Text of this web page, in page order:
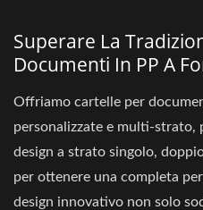
Superare La
Documenti In PP A
Offriamo cartelle per
personalizzate e multi-strato,
design a strato singolo,
per ottenere una completa
design innovativo non solo